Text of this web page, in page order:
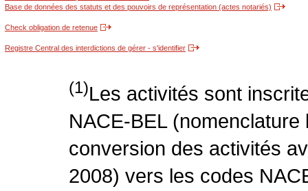
Base de données des statuts et des pouvoirs de représentation (actes notariés)
Check obligation de retenue
Registre Central des interdictions de gérer - s'identifier
(1)Les activités sont
NACE-BEL
conversion des activités
2008) vers les codes